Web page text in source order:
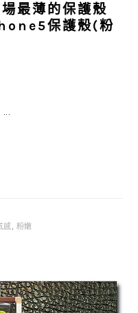
最薄的保護殼
保護殼(粉
感, 粉嫩